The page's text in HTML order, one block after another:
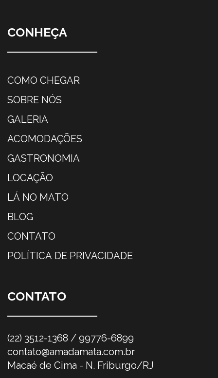
CONHEÇA
COMO CHEGAR
SOBRE NÓS
GALERIA
ACOMODAÇÕES
GASTRONOMIA
LOCAÇÃO
LÁ NO MATO
BLOG
CONTATO
POLÍTICA DE PRIVACIDADE
CONTATO
(22) 3512-1368 / 99776-6899
contato@amadamata.com.br
Macaé de Cima - N. Friburgo/RJ